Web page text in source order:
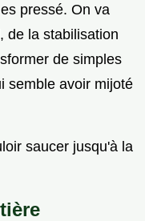
pressé. On va
de la stabilisation
de simples
semble avoir mijoté
saucer jusqu'à la